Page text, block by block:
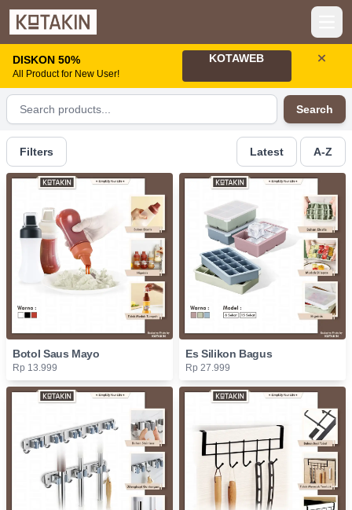
DISKON 50%
All Product for New User!
KOTAWEB
Search
Filters Latest A-Z
Botol Saus Mayo
Rp 13.999
Es Silikon Bagus
Rp 27.999